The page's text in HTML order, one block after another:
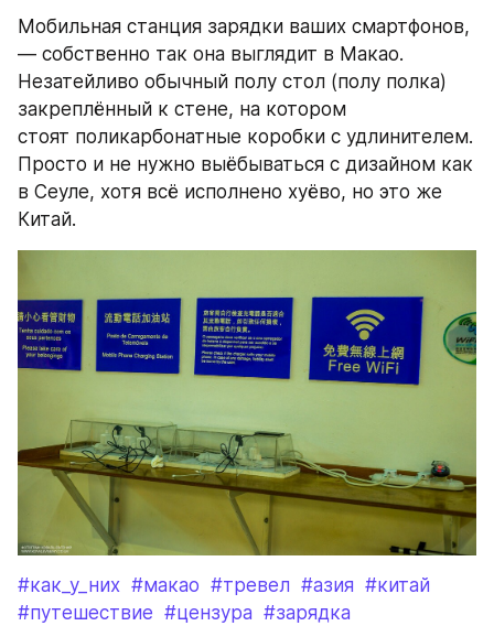
Мобильная станция зарядки ваших смартфонов,
— собственно так она выглядит в Макао.
Незатейливо обычный полу стол (полу полка)
закреплённый к стене, на котором
стоят поликарбонатные коробки с удлинителем.
Просто и не нужно выёбываться с дизайном как
в Сеуле, хотя всё исполнено хуёво, но это же
Китай.
#как_у_них #макао #тревел #азия #китай
#путешествие #цензура #зарядка